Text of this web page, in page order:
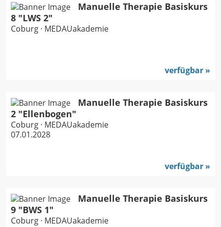
Manuelle Therapie Basiskurs
8 "LWS 2"
Coburg · MEDAUakademie
verfügbar
Manuelle Therapie Basiskurs
2 "Ellenbogen"
Coburg · MEDAUakademie
07.01.2028
verfügbar
Manuelle Therapie Basiskurs
9 "BWS 1"
Coburg · MEDAUakademie